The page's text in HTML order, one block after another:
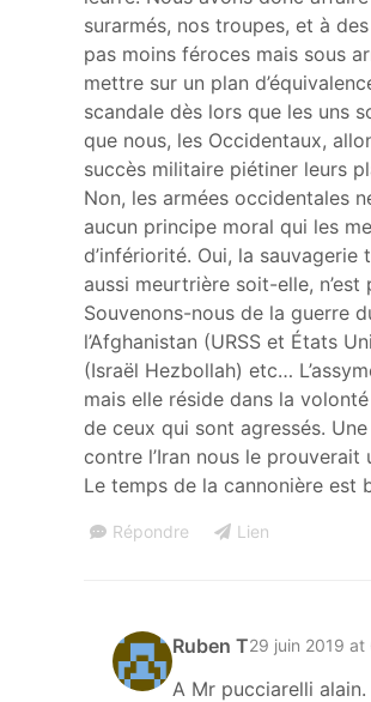
surarmés, nos troupes, et à
pas moins féroces mais sous
mettre sur un plan
scandale dès lors que les uns
que nous, les Occidentaux,
succès militaire piétiner leurs
Non, les armées occidentales
aucun principe moral qui les
d’infériorité. Oui, la sauvagerie
aussi meurtrière soit-elle, n’est
Souvenons-nous de la guerre
l’Afghanistan (URSS et États
(Israël Hezbollah) etc…
mais elle réside dans la
de ceux qui sont agressés.
contre l’Iran nous le prouverait
Le temps de la cannonière est
Répondre Lien
Ruben T29 juin 2019 at
A Mr pucciarelli alain.